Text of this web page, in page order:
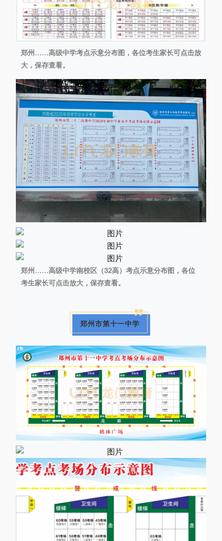
郑州……高级中学考点示意分布图，各位考生家长可点击放
大，保存查看。
郑州……高级中学南校区（32高）考点示意分布图，各位
考生家长可点击放大，保存查看。
郑州市第十一中学